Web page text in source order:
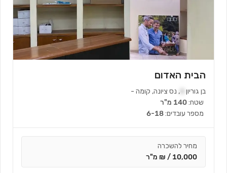
הבית האדום
בן גוריון , נס ציונה, קומה -
שטח:140 מ"ר
מספר עובדים:6-18
מחיר להשכרה
10,000 / ₪ מ"ר